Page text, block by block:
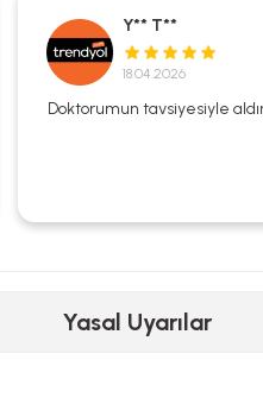
Y** T**
18.04.2026
tavsiyesiyle aldım. Memnunum.
Yasal Uyarılar